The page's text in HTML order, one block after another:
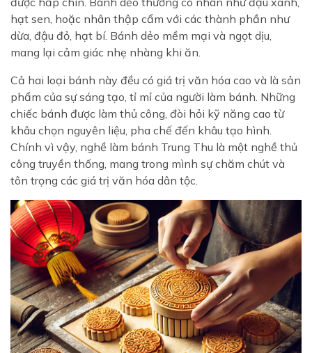
hạt sen, hoặc nhân thập cẩm với các thành phần như
dừa, đậu đỏ, hạt bí. Bánh dẻo mềm mại và ngọt dịu,
mang lại cảm giác nhẹ nhàng khi ăn.
Cả hai loại bánh này đều có giá trị văn hóa cao và là sản
phẩm của sự sáng tạo, tỉ mỉ của người làm bánh. Những
chiếc bánh được làm thủ công, đòi hỏi kỹ năng cao từ
khâu chọn nguyên liệu, pha chế đến khâu tạo hình.
Chính vì vậy, nghề làm bánh Trung Thu là một nghề thủ
công truyền thống, mang trong mình sự chăm chút và
tôn trọng các giá trị văn hóa dân tộc.